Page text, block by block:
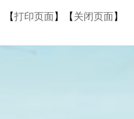
【打印页面 】【 关闭页面 】